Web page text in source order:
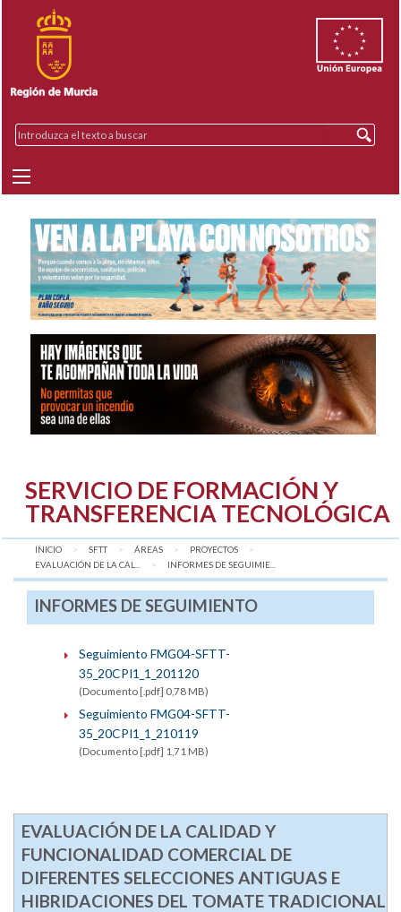
SERVICIO DE FORMACIÓN Y
TRANSFERENCIA TECNOLÓGICA
INICIO SFTT ÁREAS
PROYECTOS
EVALUACIÓN DE LA CAL...
AQUÍ:
INFORMES DE SEGUIMIE...
INFORMES DE SEGUIMIENTO
Seguimiento FMG04-SFTT-
35_20CPI1_1_201120
(Documento [.pdf] 0,78 MB)
Seguimiento FMG04-SFTT-
35_20CPI1_1_210119
(Documento [.pdf] 1,71 MB)
EVALUACIÓN DE LA CALIDAD Y
FUNCIONALIDAD COMERCIAL DE
DIFERENTES SELECCIONES ANTIGUAS E
HIBRIDACIONES DEL TOMATE TRADICIONAL